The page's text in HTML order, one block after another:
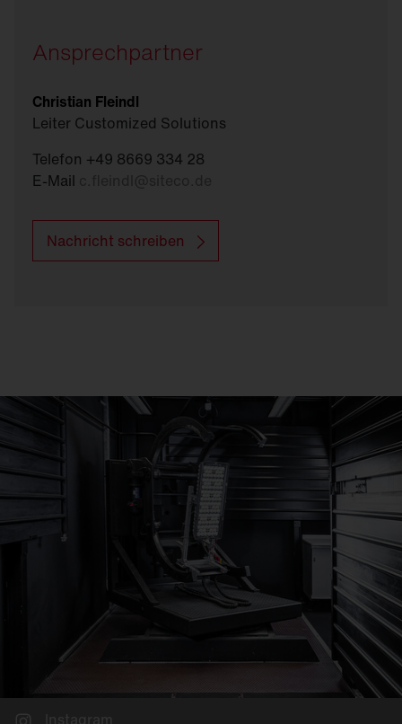
Ansprechpartner
Christian Fleindl
Leiter Customized Solutions
Telefon +49 8669 334 28
E-Mail
Nachricht schreiben
Instagram